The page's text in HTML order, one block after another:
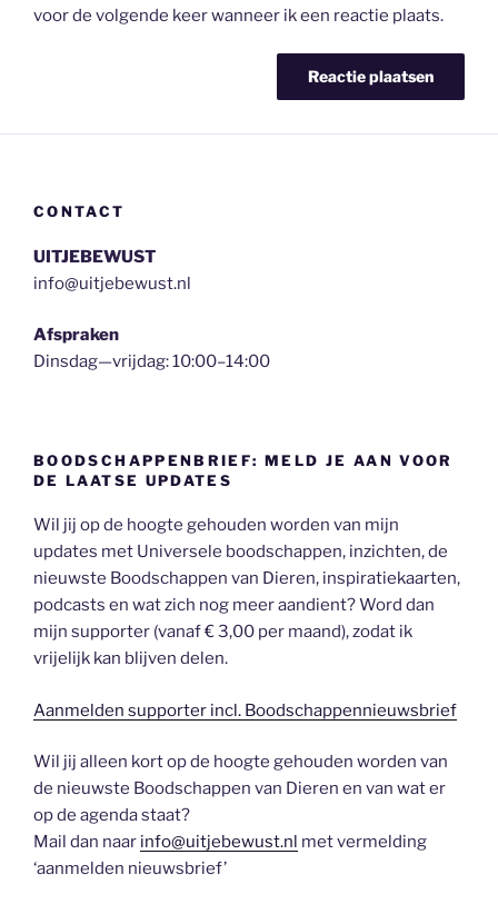
voor de volgende keer wanneer ik een reactie plaats.
CONTACT
UITJEBEWUST
info@uitjebewust.nl
Afspraken
Dinsdag—vrijdag: 10:00–14:00
BOODSCHAPPENBRIEF: MELD JE AAN VOOR
DE LAATSE UPDATES
Wil jij op de hoogte gehouden worden van mijn
updates met Universele boodschappen, inzichten, de
nieuwste Boodschappen van Dieren, inspiratiekaarten,
podcasts en wat zich nog meer aandient? Word dan
mijn supporter (vanaf € 3,00 per maand), zodat ik
vrijelijk kan blijven delen.
Aanmelden supporter incl. Boodschappennieuwsbrief
Wil jij alleen kort op de hoogte gehouden worden van
de nieuwste Boodschappen van Dieren en van wat er
op de agenda staat?
Mail dan naar info@uitjebewust.nl met vermelding
‘aanmelden nieuwsbrief’